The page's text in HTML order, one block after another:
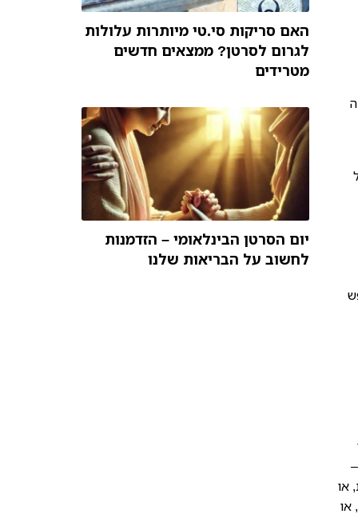
או
או
האם סריקות סי.טי מיותרות עלולות
לגרום לסרטן? ממצאים חדשים
מטרידים
יום הסרטן הבינלאומי – הזדמנות
לחשוב על הבריאות שלנו